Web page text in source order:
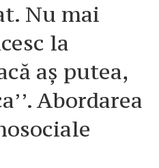
Nu mai
la
aș putea,
Abordarea